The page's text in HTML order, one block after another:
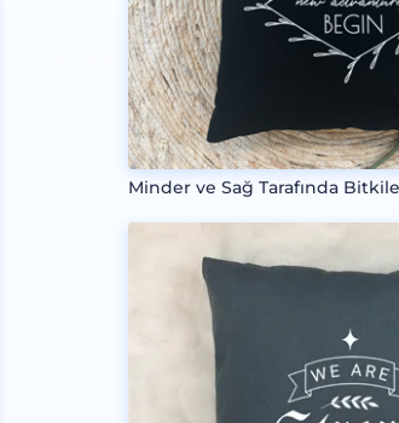
Minder ve Sağ Tarafında